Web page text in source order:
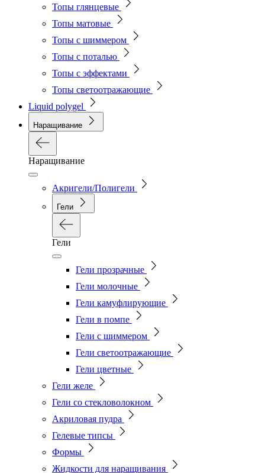
Топы глянцевые
Топы матовые
Топы с шиммером
Топы с поталью
Топы с эффектами
Топы светоотражающие
Liquid polygel
Наращивание
Наращивание
Акригели/Полигели
Гели
Гели
Гели прозрачные
Гели молочные
Гели камуфлирующие
Гели в помпе
Гели с шиммером
Гели светоотражающие
Гели цветные
Гели желе
Гели со стекловолокном
Акриловая пудра
Гелевые типсы
Формы
Жидкости для наращивания